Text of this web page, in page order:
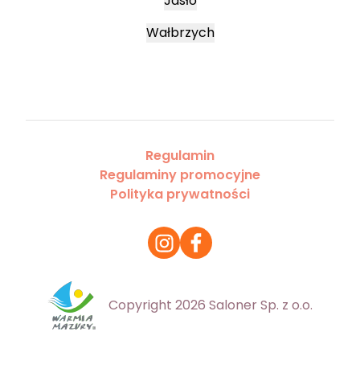
Wałbrzych
Regulamin
Regulaminy promocyjne
Polityka prywatności
Copyright 2026 Saloner Sp. z o.o.